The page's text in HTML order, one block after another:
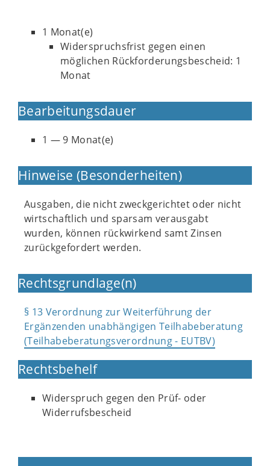
1 Monat(e)
Widerspruchsfrist gegen einen
möglichen Rückforderungsbescheid: 1
Monat
Bearbeitungsdauer
1 — 9 Monat(e)
Hinweise (Besonderheiten)
Ausgaben, die nicht zweckgerichtet oder nicht
wirtschaftlich und sparsam verausgabt
wurden, können rückwirkend samt Zinsen
zurückgefordert werden.
Rechtsgrundlage(n)
§ 13 Verordnung zur Weiterführung der
Ergänzenden unabhängigen Teilhabeberatung
(Teilhabeberatungsverordnung - EUTBV)
Rechtsbehelf
Widerspruch gegen den Prüf- oder
Widerrufsbescheid